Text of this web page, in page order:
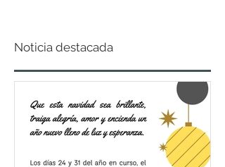
Noticia destacada